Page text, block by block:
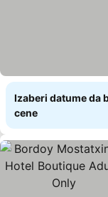
Izaberi datume da
cene